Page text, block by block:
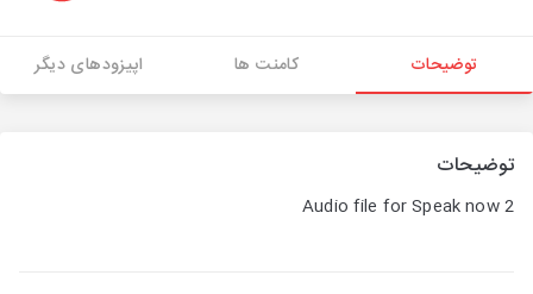
توضیحات کامنت ها اپیزودهای دیگر
توضیحات
Audio file for Speak now 2